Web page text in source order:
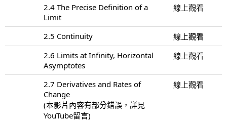
2.4 The Precise Definition of a
Limit
線上觀看
2.5 Continuity
線上觀看
2.6 Limits at Infinity, Horizontal
Asymptotes
線上觀看
2.7 Derivatives and Rates of
Change
(本影片內容有部分錯誤，詳見
YouTube留言)
線上觀看